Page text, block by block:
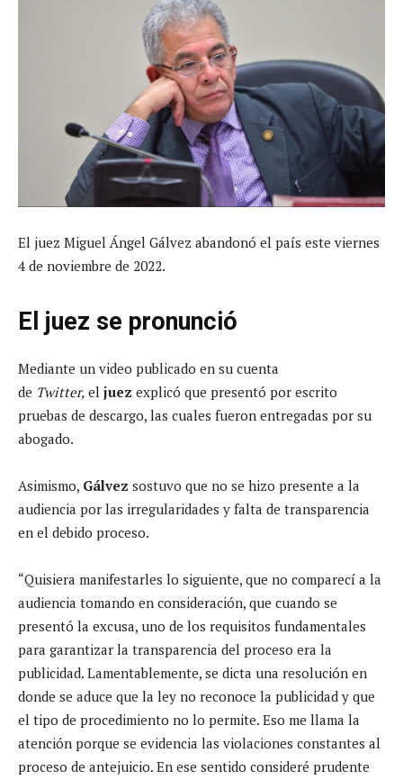
El juez Miguel Ángel Gálvez abandonó el país este viernes
4 de noviembre de 2022.
El juez se pronunció
Mediante un video publicado en su cuenta
de Twitter, el juez explicó que presentó por escrito
pruebas de descargo, las cuales fueron entregadas por su
abogado.
Asimismo, Gálvez sostuvo que no se hizo presente a la
audiencia por las irregularidades y falta de transparencia
en el debido proceso.
“Quisiera manifestarles lo siguiente, que no comparecí a la
audiencia tomando en consideración, que cuando se
presentó la excusa, uno de los requisitos fundamentales
para garantizar la transparencia del proceso era la
publicidad. Lamentablemente, se dicta una resolución en
donde se aduce que la ley no reconoce la publicidad y que
el tipo de procedimiento no lo permite. Eso me llama la
atención porque se evidencia las violaciones constantes al
proceso de antejuicio. En ese sentido consideré prudente